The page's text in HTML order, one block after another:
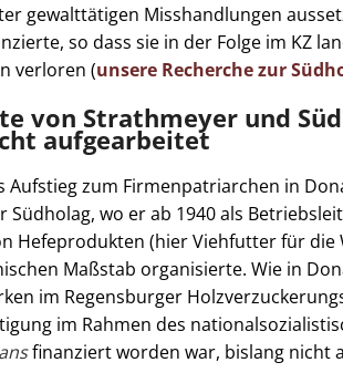
gewalttätigen Misshandlungen
so dass sie in der Folge im KZ
verloren (unsere Recherche zur
von Strathmeyer und
aufgearbeitet
Aufstieg zum Firmenpatriarchen in
Südholag, wo er ab 1940 als
Hefeprodukten (hier Viehfutter für die
Maßstab organisierte. Wie in
im Regensburger
im Rahmen des
finanziert worden war, bislang nicht